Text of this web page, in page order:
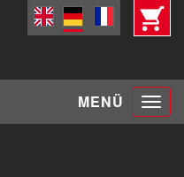
MENÜ Toggle